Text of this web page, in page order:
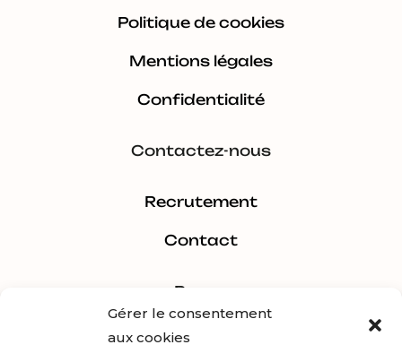
Gérer le consentement
aux cookies
Politique de cookies
Mentions légales
Confidentialité
Contactez-nous
Recrutement
Contact
Pages
Estimer